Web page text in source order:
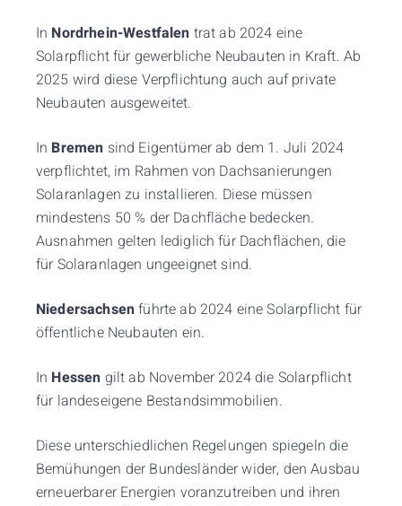
In Nordrhein-Westfalen trat ab 2024 eine
Solarpflicht für gewerbliche Neubauten in Kraft. Ab
2025 wird diese Verpflichtung auch auf private
Neubauten ausgeweitet.
In Bremen sind Eigentümer ab dem 1. Juli 2024
verpflichtet, im Rahmen von Dachsanierungen
Solaranlagen zu installieren. Diese müssen
mindestens 50 % der Dachfläche bedecken.
Ausnahmen gelten lediglich für Dachflächen, die
für Solaranlagen ungeeignet sind.
Niedersachsenführte ab 2024 eine Solarpflicht für
öffentliche Neubauten ein.
In Hessen gilt ab November 2024 die Solarpflicht
für landeseigene Bestandsimmobilien.
Diese unterschiedlichen Regelungen spiegeln die
Bemühungen der Bundesländer wider, den Ausbau
erneuerbarer Energien voranzutreiben und ihren